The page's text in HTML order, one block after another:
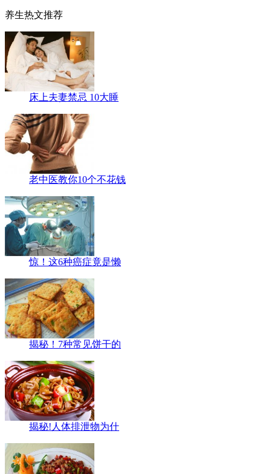
养生热文推荐
床上夫妻禁忌 10大睡
老中医教你10个不花钱
惊！这6种癌症竟是懒
揭秘！7种常见饼干的
揭秘!人体排泄物为什